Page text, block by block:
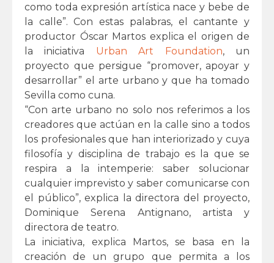
como toda expresión artística nace y bebe de
la calle”. Con estas palabras, el cantante y
productor Óscar Martos explica el origen de
la iniciativa Urban Art Foundation, un
proyecto que persigue “promover, apoyar y
desarrollar” el arte urbano y que ha tomado
Sevilla como cuna.
“Con arte urbano no solo nos referimos a los
creadores que actúan en la calle sino a todos
los profesionales que han interiorizado y cuya
filosofía y disciplina de trabajo es la que se
respira a la intemperie: saber solucionar
cualquier imprevisto y saber comunicarse con
el público”, explica la directora del proyecto,
Dominique Serena Antignano, artista y
directora de teatro.
La iniciativa, explica Martos, se basa en la
creación de un grupo que permita a los